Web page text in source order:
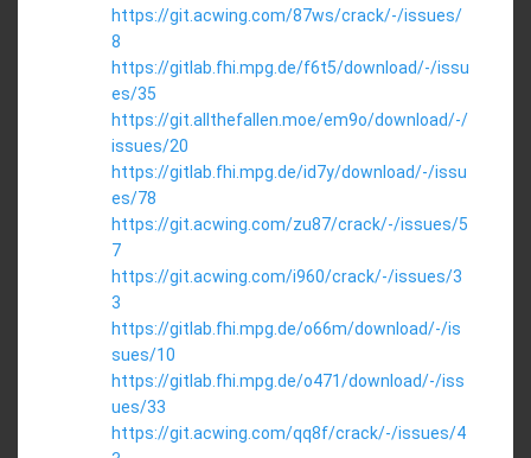
https://git.acwing.com/87ws/crack/-/issues/
8
https://gitlab.fhi.mpg.de/f6t5/download/-/issu
es/35
https://git.allthefallen.moe/em9o/download/-/
issues/20
https://gitlab.fhi.mpg.de/id7y/download/-/issu
es/78
https://git.acwing.com/zu87/crack/-/issues/5
7
https://git.acwing.com/i960/crack/-/issues/3
3
https://gitlab.fhi.mpg.de/o66m/download/-/is
sues/10
https://gitlab.fhi.mpg.de/o471/download/-/iss
ues/33
https://git.acwing.com/qq8f/crack/-/issues/4